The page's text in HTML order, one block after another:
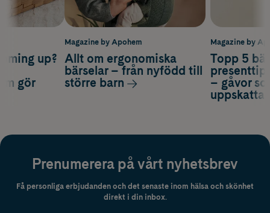
Magazine by
Topp 5
– gåvor
up?
gör
Magazine by Apohem
Allt om ergonomiska
bärselar – från nyfödd till
större barn
Prenumerera på vårt nyhetsbrev
Få personliga erbjudanden och det senaste inom hälsa och skönhet
direkt i din inbox.